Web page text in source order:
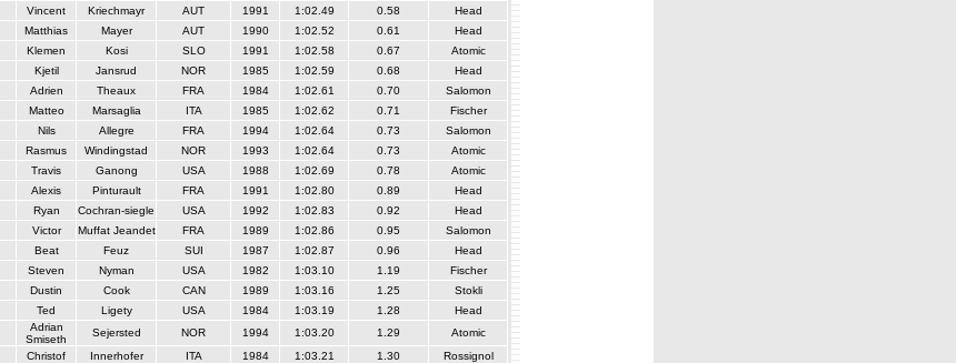
Vincent Kriechmayr AUT 1991 1:02.49 0.58
Head
Matthias Mayer AUT 1990 1:02.52 0.61
Head
Klemen Kosi SLO 1991 1:02.58 0.67
Atomic
Kjetil Jansrud NOR 1985 1:02.59 0.68
Head
Adrien Theaux FRA 1984 1:02.61 0.70
Salomon
Matteo Marsaglia ITA 1985 1:02.62 0.71
Fischer
Nils Allegre FRA 1994 1:02.64 0.73
Salomon
Rasmus Windingstad NOR 1993 1:02.64 0.73
Atomic
Travis Ganong USA 1988 1:02.69 0.78
Atomic
Alexis Pinturault FRA 1991 1:02.80 0.89
Head
Ryan Cochran-siegle USA 1992 1:02.83 0.92
Head
Victor Muffat Jeandet FRA 1989 1:02.86 0.95
Salomon
Beat Feuz SUI 1987 1:02.87 0.96
Head
Steven Nyman USA 1982 1:03.10 1.19
Fischer
Dustin Cook CAN 1989 1:03.16 1.25
Stokli
Ted Ligety USA 1984 1:03.19 1.28
Head
Adrian
Smiseth
Sejersted NOR 1994 1:03.20 1.29
Atomic
Christof Innerhofer ITA 1984 1:03.21 1.30
Rossignol